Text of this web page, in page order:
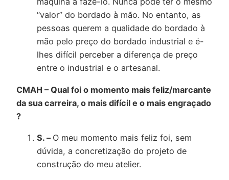
“valor” do bordado à mão. No entanto, as
pessoas querem a qualidade do bordado à
mão pelo preço do bordado industrial e é-
lhes difícil perceber a diferença de preço
entre o industrial e o artesanal.
CMAH – Qual foi o momento mais feliz/marcante
da sua carreira, o mais difícil e o mais engraçado
?
S. – O meu momento mais feliz foi, sem
dúvida, a concretização do projeto de
construção do meu atelier.